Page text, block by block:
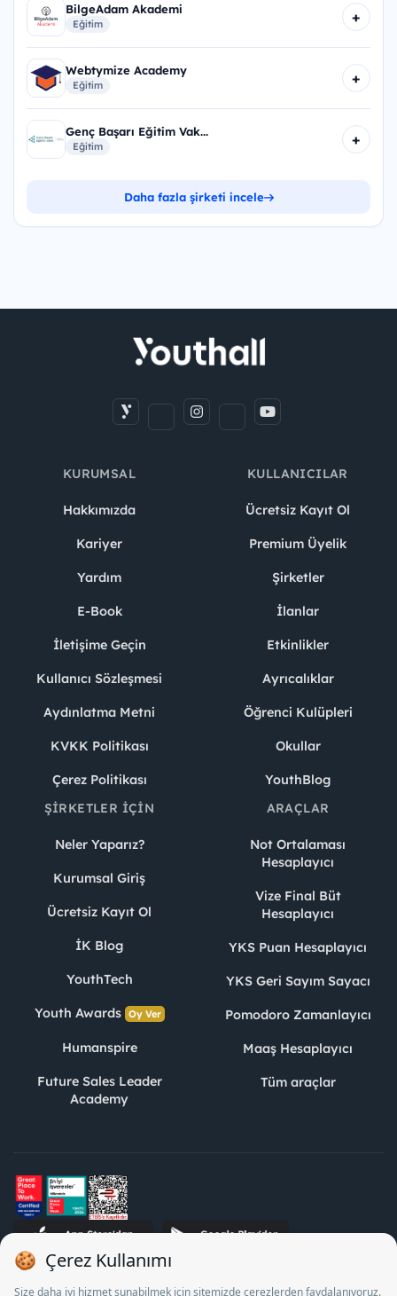
BilgeAdam Akademi
Eğitim +
Webtymize Academy
Eğitim +
Genç Başarı Eğitim Vak...
Eğitim +
Daha fazla şirketi incele
KURUMSAL
Hakkımızda
Kariyer
Yardım
E-Book
İletişime Geçin
Kullanıcı Sözleşmesi
Aydınlatma Metni
KVKK Politikası
Çerez Politikası
KULLANICILAR
Ücretsiz Kayıt Ol
Premium Üyelik
Şirketler
İlanlar
Etkinlikler
Ayrıcalıklar
Öğrenci Kulüpleri
Okullar
YouthBlog
ŞIRKETLER İÇIN
Neler Yaparız?
Kurumsal Giriş
Ücretsiz Kayıt Ol
İK Blog
YouthTech
Youth Awards Oy Ver
Humanspire
Future Sales Leader
Academy
ARAÇLAR
Not Ortalaması
Hesaplayıcı
Vize Final Büt
Hesaplayıcı
YKS Puan Hesaplayıcı
YKS Geri Sayım Sayacı
Pomodoro Zamanlayıcı
Maaş Hesaplayıcı
Tüm araçlar